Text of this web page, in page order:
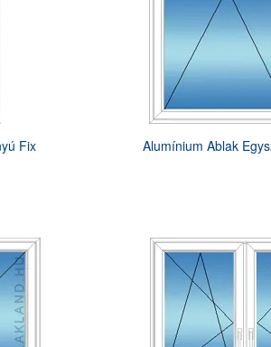
Fix Alumínium Ablak